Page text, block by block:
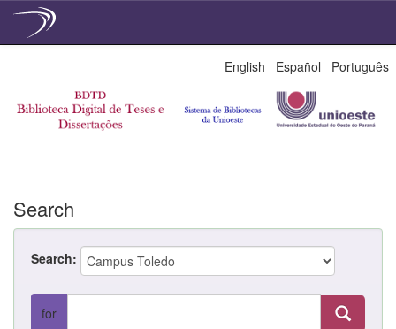
English Español Português
Search
Search:
for